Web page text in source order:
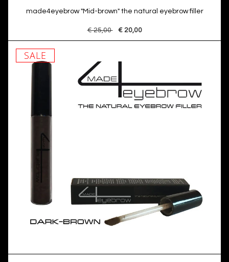
made4eyebrow "Mid-brown" the natural eyebrow filler
€ 25,00 € 20,00
SALE